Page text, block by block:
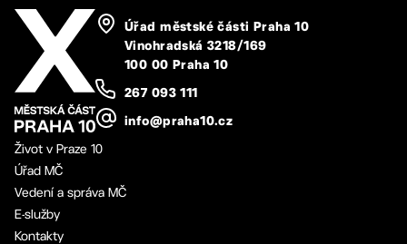
Úřad městské části Praha 10
Vinohradská 3218/169
100 00 Praha 10
267 093 111
info@praha10.cz
Život v Praze 10
Úřad MČ
Vedení a správa MČ
E-služby
Kontakty